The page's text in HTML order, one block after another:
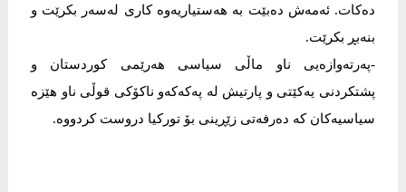
دەكات. ئەمەش دەبێت بە هەستیاریەوە كاری لەسەر بكرێت و
بنەبڕ بكرێت.
-پەرتەوازەیی ناو ماڵی سیاسی هەرێمی كوردستان و
پشتكردنی یەكێتی و پارتیش لە پەكەكەو ناكۆكی قوڵی ناو هێزە
سیاسیەكان كە دەرفەتی زێڕینی بۆ توركیا دروست كردووە.